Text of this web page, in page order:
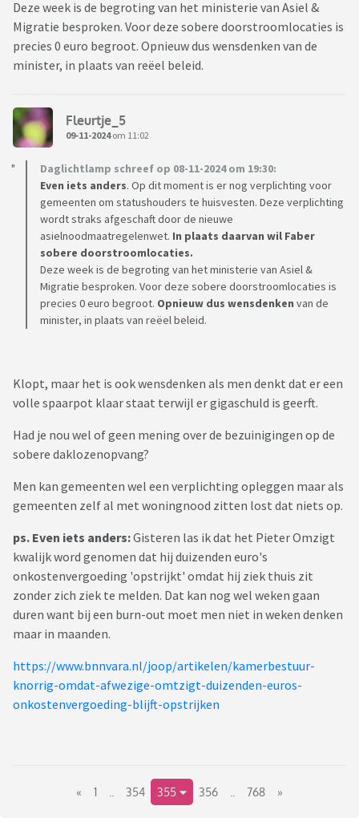
Deze week is de begroting van het ministerie van Asiel &
Migratie besproken. Voor deze sobere doorstroomlocaties is
precies 0 euro begroot. Opnieuw dus wensdenken van de
minister, in plaats van reëel beleid.
Fleurtje_5
09-11-2024om 11:02
Daglichtlamp schreef op 08-11-2024 om 19:30:
Even iets anders. Op dit moment is er nog verplichting voor
gemeenten om statushouders te huisvesten. Deze verplichting
wordt straks afgeschaft door de nieuwe
asielnoodmaatregelenwet. In plaats daarvan wil Faber
sobere doorstroomlocaties.
Deze week is de begroting van het ministerie van Asiel &
Migratie besproken. Voor deze sobere doorstroomlocaties is
precies 0 euro begroot. Opnieuw dus wensdenken van de
minister, in plaats van reëel beleid.
Klopt, maar het is ook wensdenken als men denkt dat er een
volle spaarpot klaar staat terwijl er gigaschuld is geerft.
Had je nou wel of geen mening over de bezuinigingen op de
sobere daklozenopvang?
Men kan gemeenten wel een verplichting opleggen maar als
gemeenten zelf al met woningnood zitten lost dat niets op.
ps. Even iets anders:Gisteren las ik dat het Pieter Omzigt
kwalijk word genomen dat hij duizenden euro's
onkostenvergoeding 'opstrijkt' omdat hij ziek thuis zit
zonder zich ziek te melden. Dat kan nog wel weken gaan
duren want bij een burn-out moet men niet in weken denken
maar in maanden.
https://www.bnnvara.nl/joop/artikelen/kamerbestuur-
knorrig-omdat-afwezige-omtzigt-duizenden-euros-
onkostenvergoeding-blijft-opstrijken
« 1 354 355 356 768 »